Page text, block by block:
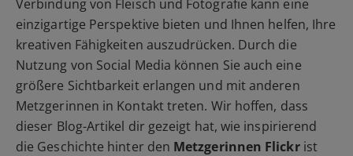
Verbindung von Fleisch und Fotografie kann eine
einzigartige Perspektive bieten und Ihnen helfen, Ihre
kreativen Fähigkeiten auszudrücken. Durch die
Nutzung von Social Media können Sie auch eine
größere Sichtbarkeit erlangen und mit anderen
Metzgerinnen in Kontakt treten. Wir hoffen, dass
dieser Blog-Artikel dir gezeigt hat, wie inspirierend
die Geschichte hinter den Metzgerinnen Flickr ist